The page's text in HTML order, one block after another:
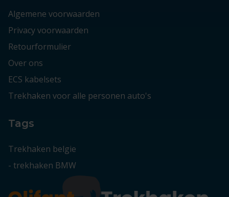
Algemene voorwaarden
Privacy voorwaarden
Retourformulier
Over ons
ECS kabelsets
Trekhaken voor alle personen auto's
Tags
Trekhaken belgie
- trekhaken BMW